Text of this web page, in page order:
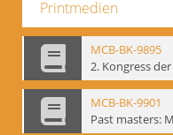
Printmedien
MCB-BK-9895
MCB-BK-9901